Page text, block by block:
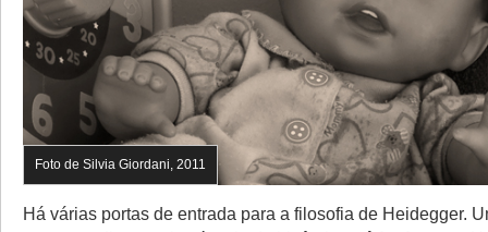
Foto de Silvia Giordani, 2011
Há várias portas de entrada para a filosofia de Heidegger.